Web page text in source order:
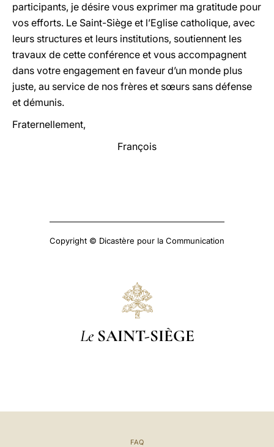
participants, je désire vous exprimer ma gratitude pour
vos efforts. Le Saint-Siège et l’Eglise catholique, avec
leurs structures et leurs institutions, soutiennent les
travaux de cette conférence et vous accompagnent
dans votre engagement en faveur d’un monde plus
juste, au service de nos frères et sœurs sans défense
et démunis.
Fraternellement,
François
Copyright © Dicastère pour la Communication
Le SAINT-SIÈGE
FAQ